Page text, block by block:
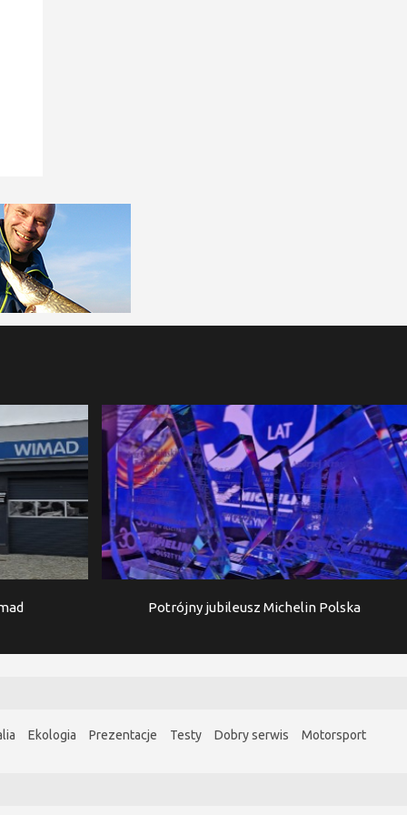
Potrójny jubileusz Michelin Polska
Ekologia Prezentacje Testy Dobry serwis
Motorsport